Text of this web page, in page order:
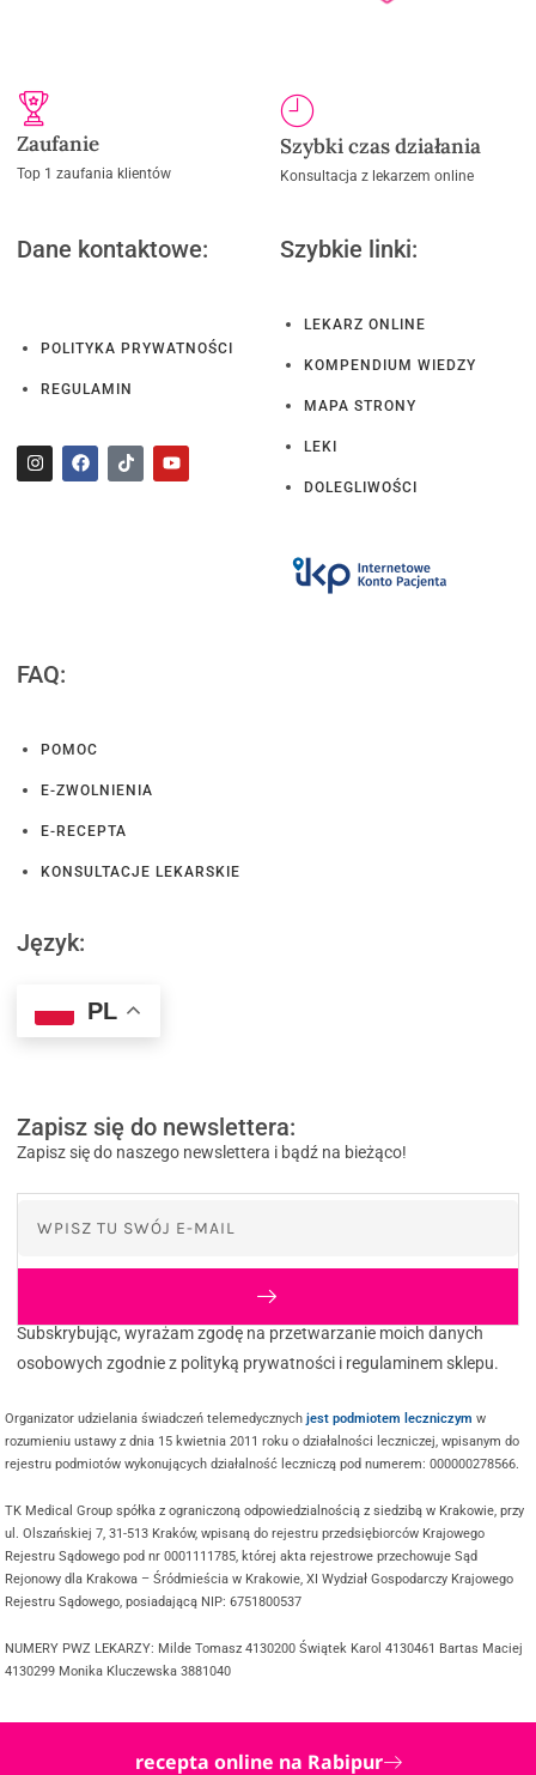
recepta online na Rabipur
Zaufanie
Top 1 zaufania klientów
Szybki czas działania
Konsultacja z lekarzem online
Dane kontaktowe:
POLITYKA PRYWATNOŚCI
REGULAMIN
Szybkie linki:
LEKARZ ONLINE
KOMPENDIUM WIEDZY
MAPA STRONY
LEKI
DOLEGLIWOŚCI
FAQ:
POMOC
E-ZWOLNIENIA
E-RECEPTA
KONSULTACJE LEKARSKIE
Język:
PL
Zapisz się do newslettera:
Zapisz się do naszego newslettera i bądź na bieżąco!
Subskrybując, wyrażam zgodę na przetwarzanie moich danych
osobowych zgodnie z polityką prywatności i regulaminem sklepu.
Organizator udzielania świadczeń telemedycznychjest podmiotem leczniczym w
rozumieniu ustawy z dnia 15 kwietnia 2011 roku o działalności leczniczej, wpisanym do
rejestru podmiotów wykonujących działalność leczniczą pod numerem: 000000278566.
TK Medical Group spółka z ograniczoną odpowiedzialnością z siedzibą w Krakowie, przy
ul. Olszańskiej 7, 31-513 Kraków, wpisaną do rejestru przedsiębiorców Krajowego
Rejestru Sądowego pod nr 0001111785, której akta rejestrowe przechowuje Sąd
Rejonowy dla Krakowa – Śródmieścia w Krakowie, XI Wydział Gospodarczy Krajowego
Rejestru Sądowego, posiadającą NIP: 6751800537
NUMERY PWZ LEKARZY: Milde Tomasz 4130200 Świątek Karol 4130461 Bartas Maciej
4130299 Monika Kluczewska 3881040
@ COPYRIGHT 2025 TWOJDOKTOR.ONLINE